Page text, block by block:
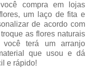
compra em lojas
um laço de fita e
de acordo com
as flores naturais
terá um arranjo
que usou e dá
e rápido!